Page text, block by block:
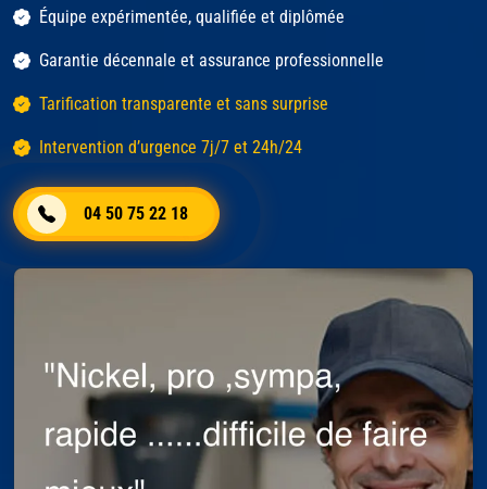
Équipe expérimentée, qualifiée et diplômée
Garantie décennale et assurance professionnelle
Tarification transparente et sans surprise
Intervention d’urgence 7j/7 et 24h/24
04 50 75 22 18